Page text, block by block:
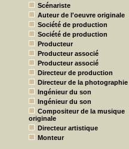
Scénariste
Auteur de l'oeuvre originale
Société de production
Société de production
Producteur
Producteur associé
Producteur associé
Directeur de production
Directeur de la photographie
Ingénieur du son
Ingénieur du son
Compositeur de la musique
originale
Directeur artistique
Monteur